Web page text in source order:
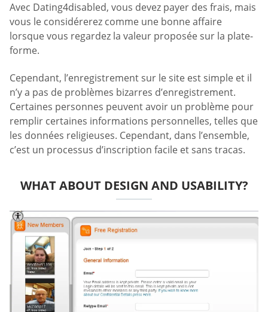
Avec Dating4disabled, vous devez payer des frais, mais
vous le considérerez comme une bonne affaire
lorsque vous regardez la valeur proposée sur la plate-
forme.
Cependant, l’enregistrement sur le site est simple et il
n’y a pas de problèmes bizarres d’enregistrement.
Certaines personnes peuvent avoir un problème pour
remplir certaines informations personnelles, telles que
les données religieuses. Cependant, dans l’ensemble,
c’est un processus d’inscription facile et sans tracas.
WHAT ABOUT DESIGN AND USABILITY?